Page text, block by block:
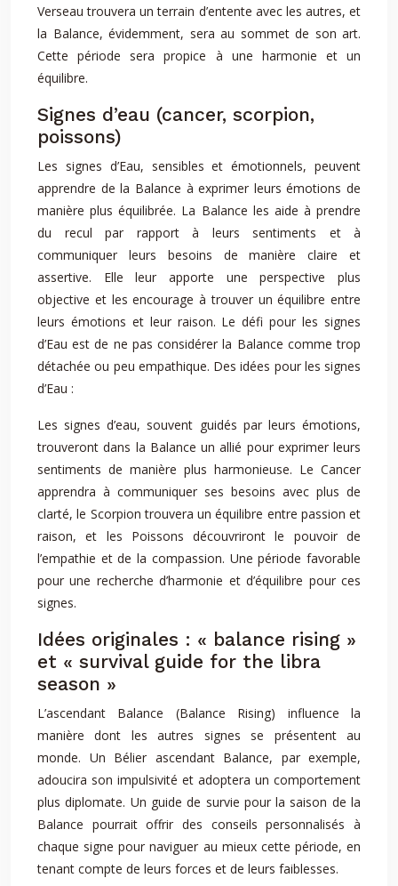
Verseau trouvera un terrain d’entente avec les autres, et
la Balance, évidemment, sera au sommet de son art.
Cette période sera propice à une harmonie et un
équilibre.
Signes d’eau (cancer, scorpion,
poissons)
Les signes d’Eau, sensibles et émotionnels, peuvent
apprendre de la Balance à exprimer leurs émotions de
manière plus équilibrée. La Balance les aide à prendre
du recul par rapport à leurs sentiments et à
communiquer leurs besoins de manière claire et
assertive. Elle leur apporte une perspective plus
objective et les encourage à trouver un équilibre entre
leurs émotions et leur raison. Le défi pour les signes
d’Eau est de ne pas considérer la Balance comme trop
détachée ou peu empathique. Des idées pour les signes
d’Eau :
Les signes d’eau, souvent guidés par leurs émotions,
trouveront dans la Balance un allié pour exprimer leurs
sentiments de manière plus harmonieuse. Le Cancer
apprendra à communiquer ses besoins avec plus de
clarté, le Scorpion trouvera un équilibre entre passion et
raison, et les Poissons découvriront le pouvoir de
l’empathie et de la compassion. Une période favorable
pour une recherche d’harmonie et d’équilibre pour ces
signes.
Idées originales : « balance rising »
et « survival guide for the libra
season »
L’ascendant Balance (Balance Rising) influence la
manière dont les autres signes se présentent au
monde. Un Bélier ascendant Balance, par exemple,
adoucira son impulsivité et adoptera un comportement
plus diplomate. Un guide de survie pour la saison de la
Balance pourrait offrir des conseils personnalisés à
chaque signe pour naviguer au mieux cette période, en
tenant compte de leurs forces et de leurs faiblesses.